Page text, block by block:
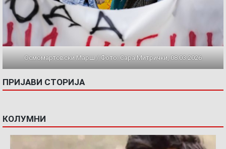
Осмомартовски Марш / Фото: Сара Митрички, 08.03.2026
ПРИЈАВИ СТОРИЈА
КОЛУМНИ